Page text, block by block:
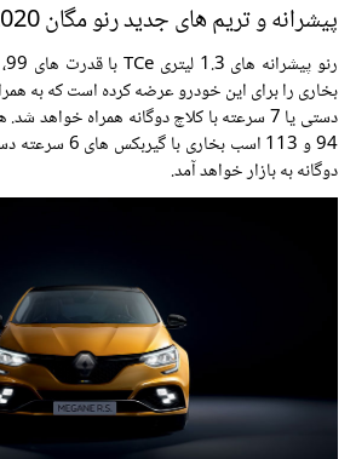
پیشرانه و تریم های جدید رنو مگان 2020
دستی یا 7 سرعته با کلاچ دوگانه همراه
94 و 113 اسب
دوگانه به بازار خواهد آمد.